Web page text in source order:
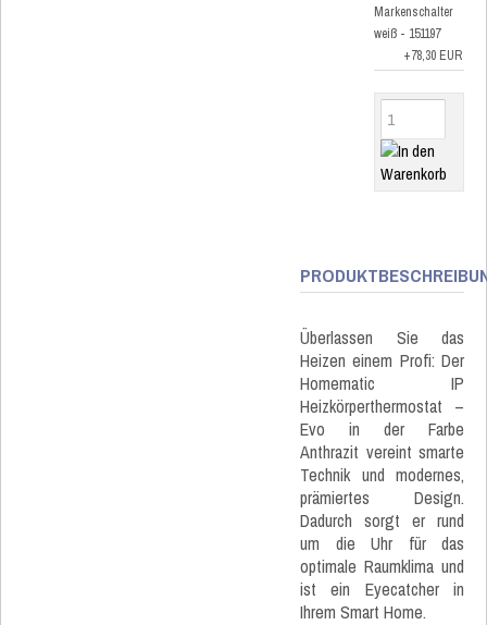
Markenschalter
weiß - 151197
+78,30 EUR
Überlassen Sie das
Heizen einem Profi: Der
Homematic IP
Heizkörperthermostat –
Evo in der Farbe
Anthrazit vereint smarte
Technik und modernes,
prämiertes Design.
Dadurch sorgt er rund
um die Uhr für das
optimale Raumklima und
ist ein Eyecatcher in
Ihrem Smart Home.